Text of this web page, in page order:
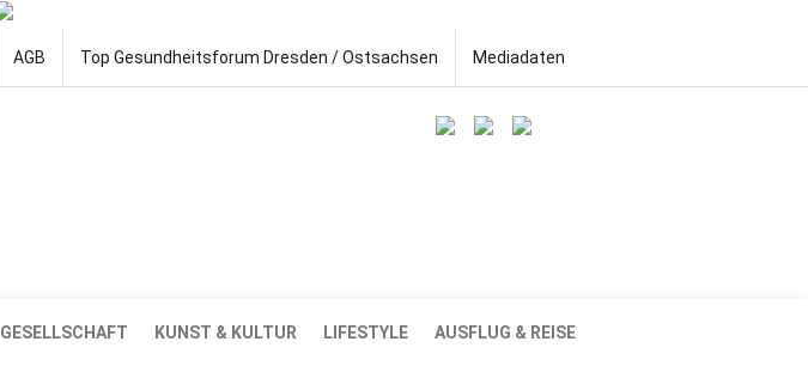
AGB Top Gesundheitsforum Dresden / Ostsachsen Mediadaten
GESELLSCHAFT KUNST & KULTUR LIFESTYLE AUSFLUG & REISE